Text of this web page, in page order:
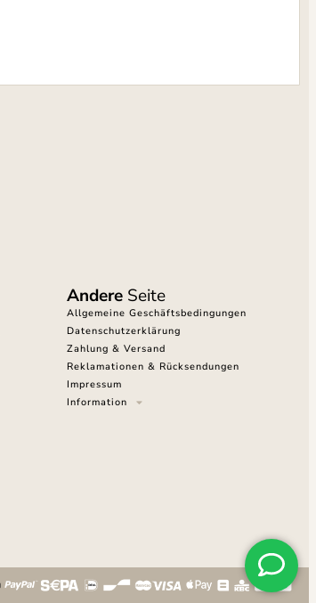
Andere Seite
Allgemeine Geschäftsbedingungen
Datenschutzerklärung
Zahlung & Versand
Reklamationen & Rücksendungen
Impressum
Information